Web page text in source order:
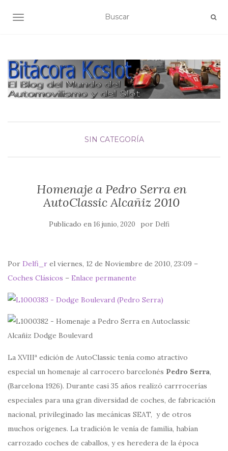
ALTERNAR NAVEGACIÓN
SIN CATEGORÍA
Homenaje a Pedro Serra en
AutoClassic Alcañiz 2010
Publicado en 16 junio, 2020 por Delfi
Por Delfi_r el viernes, 12 de Noviembre de 2010, 23:09 –
Coches Clásicos – Enlace permanente
La XVIIIª edición de AutoClassic tenía como atractivo
especial un homenaje al carrocero barcelonés Pedro Serra,
(Barcelona 1926). Durante casi 35 años realizó carrrocerías
especiales para una gran diversidad de coches, de fabricación
nacional, privileginado las mecánicas SEAT, y de otros
muchos orígenes. La tradición le venía de familia, habían
carrozado coches de caballos, y es heredera de la época